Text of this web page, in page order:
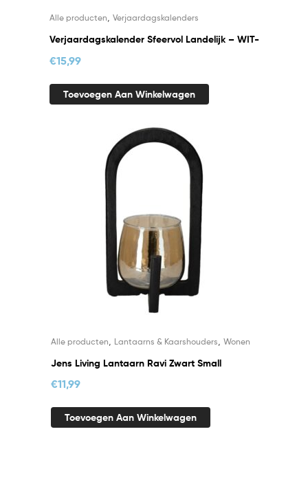
Alle producten, Verjaardagskalenders
Verjaardagskalender Sfeervol Landelijk – WIT-
€15,99
Toevoegen Aan Winkelwagen
Alle producten Lantaarns & Kaarshouders Wonen
Jens Living Lantaarn Ravi Zwart Small
€11,99
Toevoegen Aan Winkelwagen